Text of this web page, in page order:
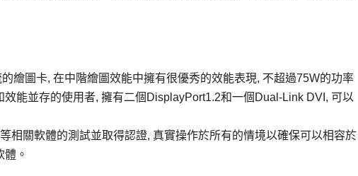
繪圖卡, 在中階繪圖效能中擁有很優秀的效能表現, 不超過75W的功率
能並存的使用者, 擁有二個DisplayPort1.2和一個Dual-Link DVI, 可以
相關軟體的測試並取得認證, 真實操作於所有的情境以確保可以相容於
。